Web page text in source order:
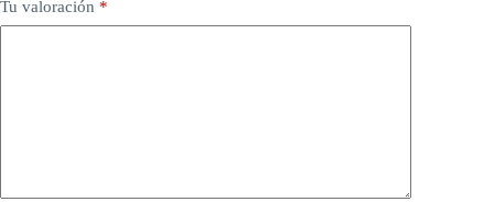
Tu valoración *